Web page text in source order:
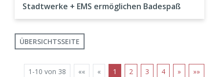
Stadtwerke + EMS ermöglichen Badespaß
ÜBERSICHTSSEITE
1-10 von 38 «« « 1 2 3 4 » »»